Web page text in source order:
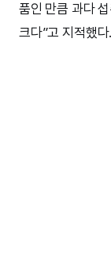
품인 만큼 과다
크다”고 지적했다.